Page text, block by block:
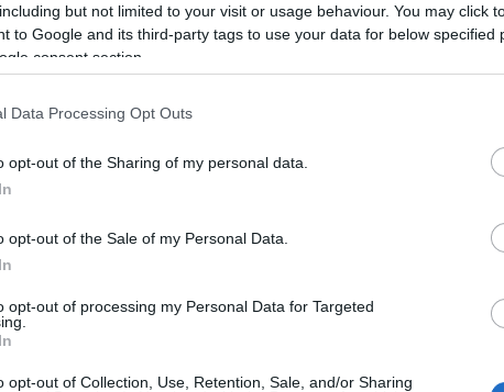
but not limited to your visit or usage behaviour. You may click
to Google and its third-party tags to use your data for below specified
consent section.
Data Processing Opt Outs
opt-out of the Sharing of my personal data.
opt-out of the Sale of my Personal Data.
opt-out of processing my Personal Data for Targeted
opt-out of Collection, Use, Retention, Sale, and/or Sharing